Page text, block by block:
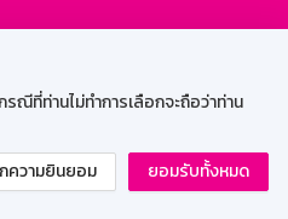
ณีที่ท่านไม่ทำการเลือกจะถือว่าท่าน
ความยินยอม ยอมรับทั้งหมด